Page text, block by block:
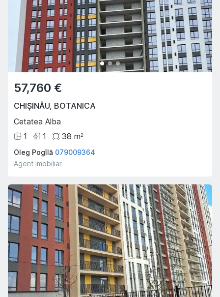
57,760 €
CHIȘINĂU, BOTANICA
Cetatea Alba
1
1 38 m2
Oleg Pogîlă 079009364
Agent imobiliar